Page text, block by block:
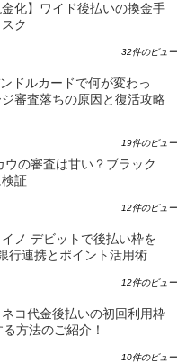
金化】ワイド後払いの換金手
ク
32件のビュー
ドルカードで何が変わっ
審査落ちの原因と復活攻略
19件のビュー
ウの審査は甘い？ブラック
証
12件のビュー
イノ デビットで後払い枠を
行連携とポイント活用術
12件のビュー
ネコ代金後払いの初回利用枠
方法のご紹介！
10件のビュー